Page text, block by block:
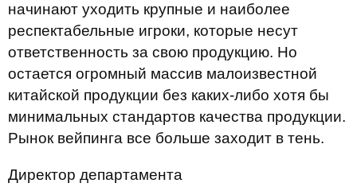
начинают уходить крупные и наиболее
респектабельные игроки, которые несут
ответственность за свою продукцию. Но
остается огромный массив малоизвестной
китайской продукции без каких-либо хотя бы
минимальных стандартов качества продукции.
Рынок вейпинга все больше заходит в тень.
Директор департамента